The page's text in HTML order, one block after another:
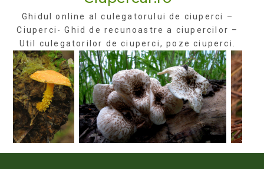
Ghidul online al culegatorului de ciuperci –
Ciuperci- Ghid de recunoastre a ciupercilor –
Util culegatorilor de ciuperci, poze ciuperci.